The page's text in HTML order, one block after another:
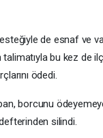
de esnaf ve
bu kez de
ödedi.
borcunu
silindi.